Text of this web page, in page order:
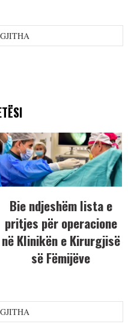
Bie ndjeshëm lista e
pritjes për operacione
në Klinikën e Kirurgjisë
së Fëmijëve